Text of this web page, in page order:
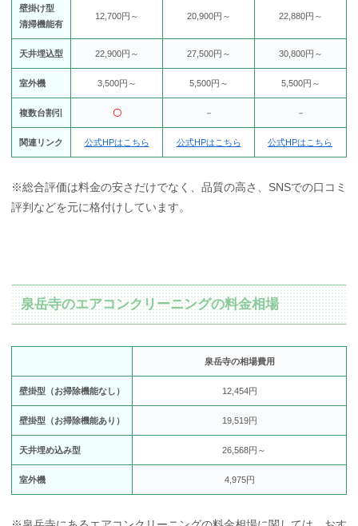
壁掛け型
清掃機能有
12,700円～ 20,900円～ 22,880円～
天井埋込型 22,900円～ 27,500円～ 30,800円～
室外機 3,500円～ 5,500円～ 5,500円～
複数台割引 〇 － －
関連リンク 公式HPはこちら 公式HPはこちら 公式HPはこちら
※総合評価は料金の安さだけでなく、品質の高さ、SNSでの口コミ
評判などを元に格付けしています。
泉岳寺のエアコンクリーニングの料金相場
泉岳寺の相場費用
壁掛型（お掃除機能なし） 12,454円
壁掛型（お掃除機能あり） 19,519円
天井埋め込み型 26,568円～
室外機 4,975円